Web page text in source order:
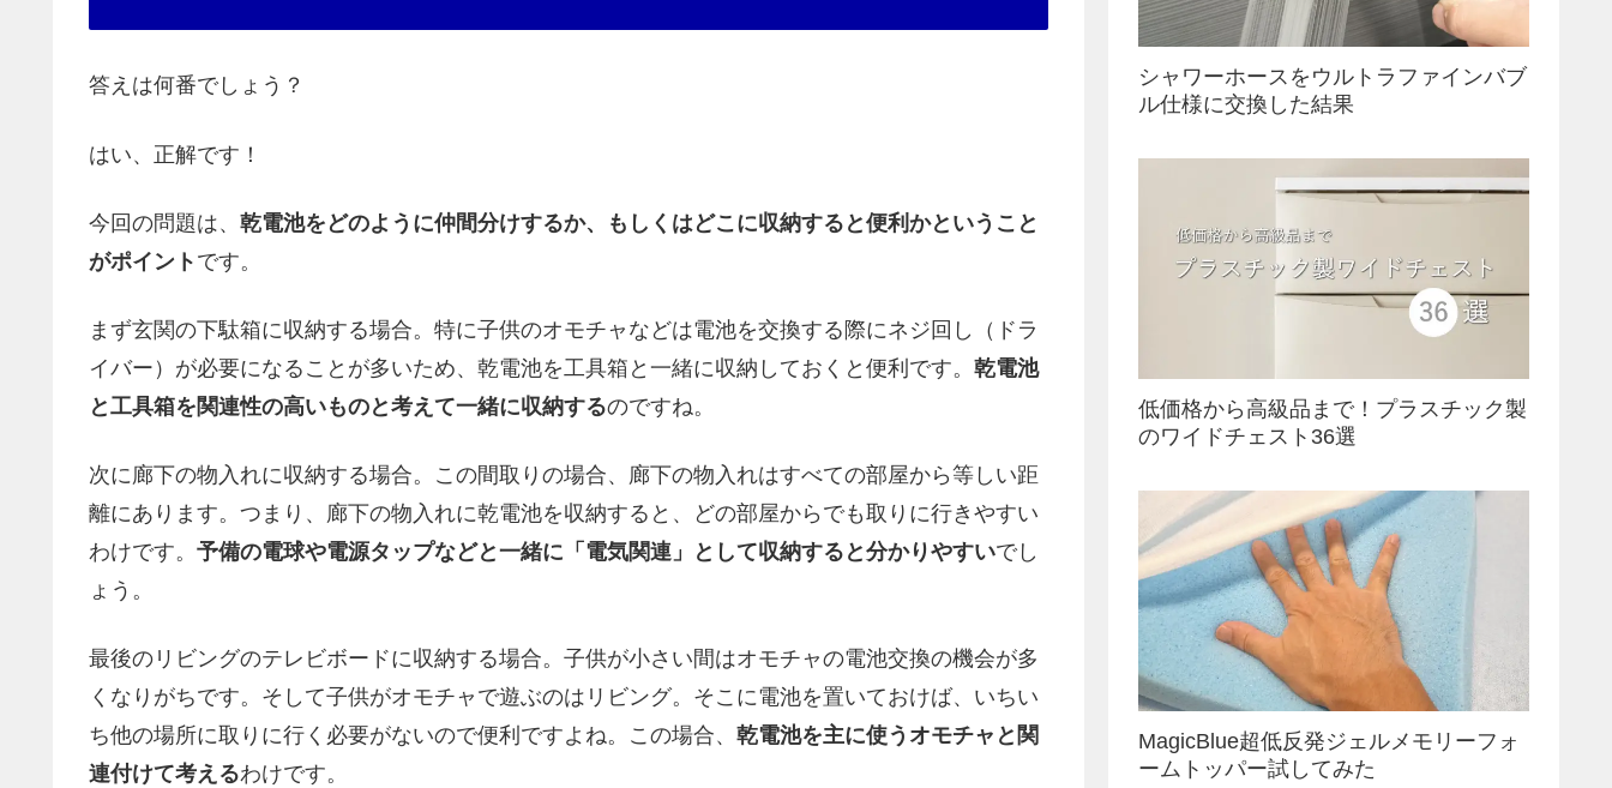
答えは何番でしょう？
はい、正解です！
今回の問題は、 乾電池をどのように仲間分けするか、もしくはどこに収納すると便利かということ
がポイント です。
まず玄関の下駄箱に収納する場合。特に子供のオモチャなどは電池を交換する際にネジ回し（ドラ
イバー）が必要になることが多いため、乾電池を工具箱と一緒に収納しておくと便利です。 乾電池
と工具箱を関連性の高いものと考えて一緒に収納するのですね。
次に廊下の物入れに収納する場合。この間取りの場合、廊下の物入れはすべての部屋から等しい距
離にあります。つまり、廊下の物入れに乾電池を収納すると、どの部屋からでも取りに行きやすい
わけです。 予備の電球や電源タップなどと一緒に「電気関連」として収納すると分かりやすいでし
ょう。
最後のリビングのテレビボードに収納する場合。子供が小さい間はオモチャの電池交換の機会が多
くなりがちです。そして子供がオモチャで遊ぶのはリビング。そこに電池を置いておけば、いちい
ち他の場所に取りに行く必要がないので便利ですよね。この場合、 乾電池を主に使うオモチャと 関
連付けて考えるわけです。
シャワーホースをウルトラファインバブ
ル仕様に交換した結果
低価格から高級品まで！プラスチック製
のワイドチェスト36選
MagicBlue超低反発ジェルメモリーフォ
ームトッパー試してみた